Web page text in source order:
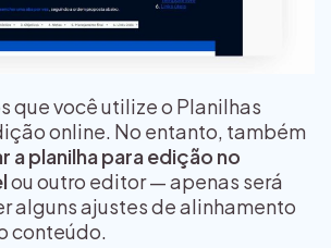
que você utilize o Planilhas
online. No entanto, também
a planilha para edição no
ou outro editor — apenas será
alguns ajustes de alinhamento
conteúdo.